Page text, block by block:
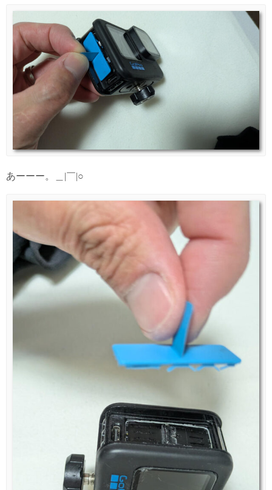
あーーー。＿|￣|○